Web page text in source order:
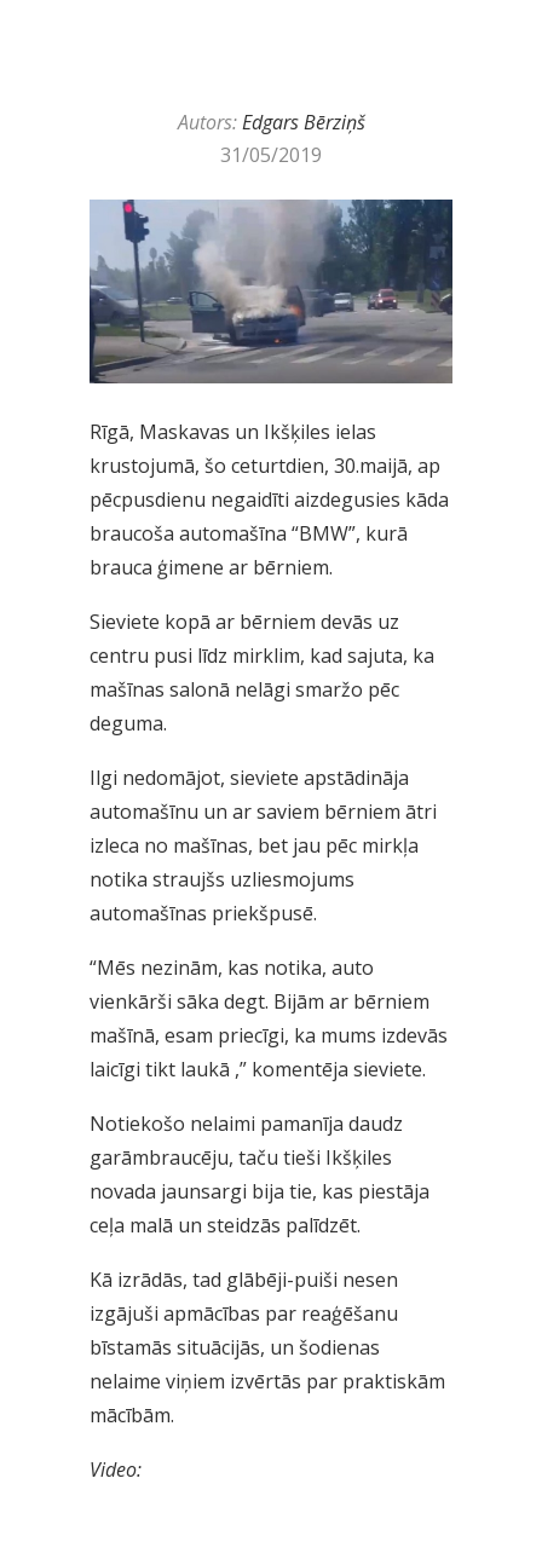
Autors:Edgars Bērziņš
31/05/2019
Rīgā, Maskavas un Ikšķiles ielas
krustojumā, šo ceturtdien, 30.maijā, ap
pēcpusdienu negaidīti aizdegusies kāda
braucoša automašīna “BMW”, kurā
brauca ģimene ar bērniem.
Sieviete kopā ar bērniem devās uz
centru pusi līdz mirklim, kad sajuta, ka
mašīnas salonā nelāgi smaržo pēc
deguma.
Ilgi nedomājot, sieviete apstādināja
automašīnu un ar saviem bērniem ātri
izleca no mašīnas, bet jau pēc mirkļa
notika straujšs uzliesmojums
automašīnas priekšpusē.
“Mēs nezinām, kas notika, auto
vienkārši sāka degt. Bijām ar bērniem
mašīnā, esam priecīgi, ka mums izdevās
laicīgi tikt laukā ,” komentēja sieviete.
Notiekošo nelaimi pamanīja daudz
garāmbraucēju, taču tieši Ikšķiles
novada jaunsargi bija tie, kas piestāja
ceļa malā un steidzās palīdzēt.
Kā izrādās, tad glābēji-puiši nesen
izgājuši apmācības par reaģēšanu
bīstamās situācijās, un šodienas
nelaime viņiem izvērtās par praktiskām
mācībām.
Video: